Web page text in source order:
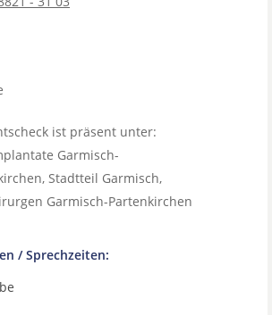
ist präsent unter:
Garmisch-
, Stadtteil Garmisch,
Garmisch-Partenkirchen
/ Sprechzeiten: